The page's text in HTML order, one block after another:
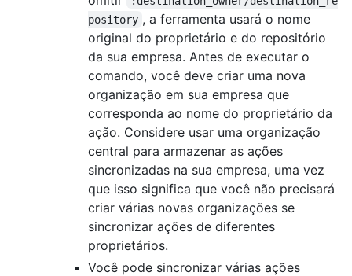
pository , a ferramenta usará o nome
original do proprietário e do repositório
da sua empresa. Antes de executar o
comando, você deve criar uma nova
organização em sua empresa que
corresponda ao nome do proprietário da
ação. Considere usar uma organização
central para armazenar as ações
sincronizadas na sua empresa, uma vez
que isso significa que você não precisará
criar várias novas organizações se
sincronizar ações de diferentes
proprietários.
Você pode sincronizar várias ações